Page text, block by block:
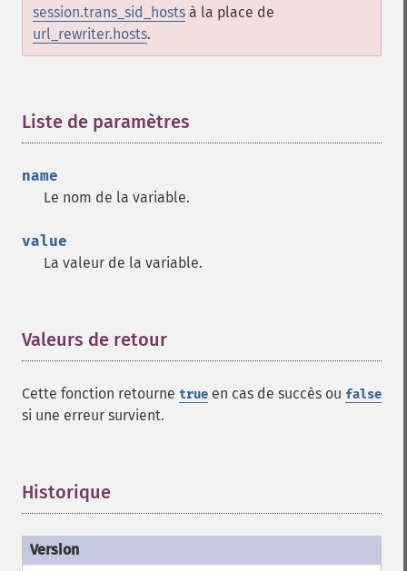
session.trans_sid_hosts à la place de
url_rewriter.hosts.
Liste de paramètres
name
Le nom de la variable.
value
La valeur de la variable.
Valeurs de retour
Cette fonction retourne true en cas de succès ou false
si une erreur survient.
Historique